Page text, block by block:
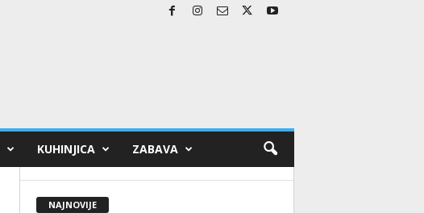
KUHINJICA ZABAVA
NAJNOVIJE